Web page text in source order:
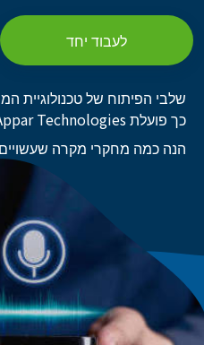
לעבוד יחד
שלבי הפיתוח של טכנולוגיית
כך פועלת Appar Technologies
הנה כמה מחקרי מקרה שעשויים